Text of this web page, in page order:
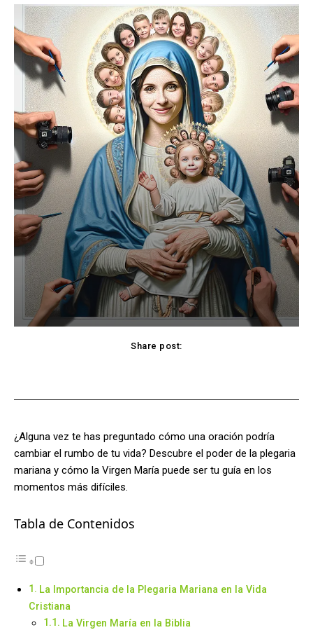
Share post:
¿Alguna vez te has preguntado cómo una oración podría
cambiar el rumbo de tu vida? Descubre el poder de la plegaria
mariana y cómo la Virgen María puede ser tu guía en los
momentos más difíciles.
Tabla de Contenidos
La Importancia de la Plegaria Mariana en la Vida
Cristiana
La Virgen María en la Biblia